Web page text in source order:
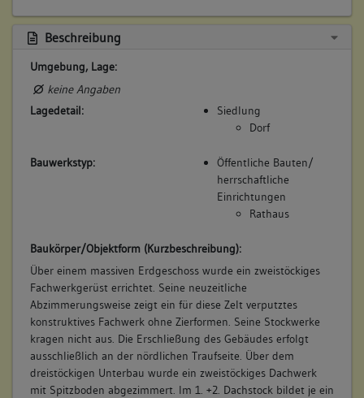
Beschreibung
Umgebung, Lage:
keine Angaben
Lagedetail:
Siedlung
Dorf
Bauwerkstyp:
Öffentliche Bauten/
herrschaftliche
Einrichtungen
Rathaus
Baukörper/Objektform (Kurzbeschreibung):
Über einem massiven Erdgeschoss wurde ein zweistöckiges
Fachwerkgerüst errichtet. Seine neuzeitliche
Abzimmerungsweise zeigt ein für diese Zelt verputztes
konstruktives Fachwerk ohne Zierformen. Seine Stockwerke
kragen nicht aus. Die Erschließung des Gebäudes erfolgt
ausschließlich an der nördlichen Traufseite. Über dem
dreistöckigen Unterbau wurde ein zweistöckiges Dachwerk
mit Spitzboden abgezimmert. Im 1. +2. Dachstock bildet je ein